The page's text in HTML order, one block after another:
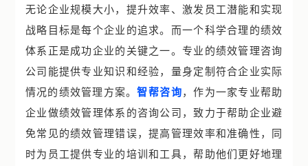
无论企业规模大小，提升效率、激发员工潜能和实现
战略目标是每个企业的追求。而一个科学合理的绩效
体系正是成功企业的关键之一。专业的绩效管理咨询
公司能提供专业知识和经验，量身定制符合企业实际
情况的绩效管理方案。智帮咨询，作为一家专业帮助
企业做绩效管理体系的咨询公司，致力于帮助企业避
免常见的绩效管理错误，提高管理效率和准确性，同
时为员工提供专业的培训和工具，帮助他们更好地理